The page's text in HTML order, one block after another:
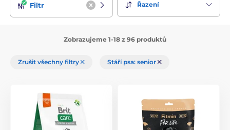
Filtr Řazení
Zobrazujeme 1-18 z 96 produktů
Zrušit všechny filtry Stáří psa: senior